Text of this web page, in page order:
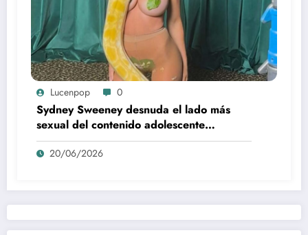
Lucenpop 0
Sydney Sweeney desnuda el lado más
sexual del contenido adolescente
(Euphoria, 2026)
20/06/2026